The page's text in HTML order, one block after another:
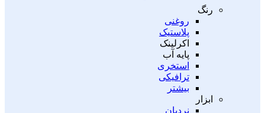
رنگ
روغنی
پلاستیک
اکرلینک
پایه آب
استخری
ترافیکی
بیشتر
ابزار
نردبان